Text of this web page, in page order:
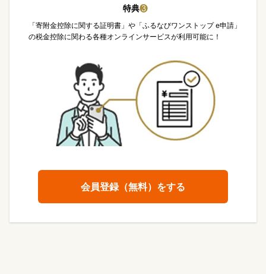
特典❸
「寄附金控除に関する証明書」や「ふるなびワンストップ e申請」
の税金控除に関わる各種オンラインサービスが利用可能に！
会員登録（無料）をする